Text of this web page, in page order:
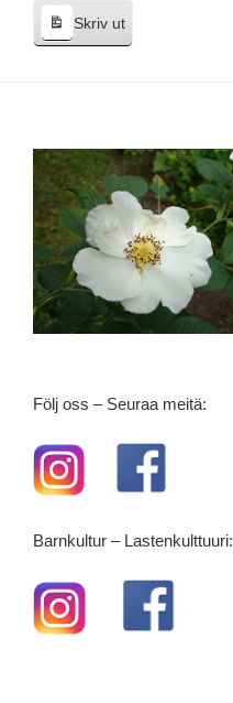
Skriv ut
Följ oss – Seuraa meitä:
Barnkultur – Lastenkulttuuri: